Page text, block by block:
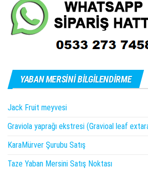
YABAN MERSINI BILGILENDIRME
Jack Fruit meyvesi
Graviola yaprağı ekstresi (Gravioal leaf
KaraMürver Şurubu Satış
Taze Yaban Mersini Satış Noktası